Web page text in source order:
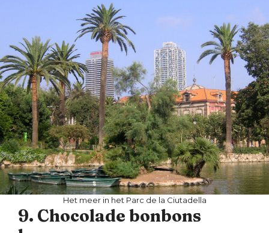
Het meer in het Parc de la Ciutadella
9. Chocolade bonbons